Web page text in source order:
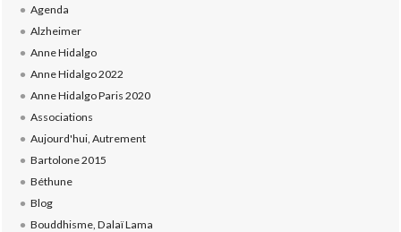
Agenda
Alzheimer
Anne Hidalgo
Anne Hidalgo 2022
Anne Hidalgo Paris 2020
Associations
Aujourd'hui, Autrement
Bartolone 2015
Béthune
Blog
Bouddhisme, Dalaï Lama